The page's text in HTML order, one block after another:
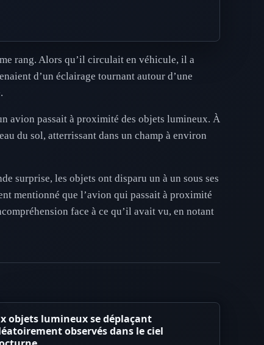
rang. Alors qu’il circulait en véhicule, il a
d’un éclairage tournant autour d’une
avion passait à proximité des objets lumineux. À
du sol, atterrissant dans un champ à environ
surprise, les objets ont disparu un à un sous ses
mentionné que l’avion qui passait à proximité
face à ce qu’il avait vu, en notant
objets lumineux se déplaçant
observés dans le ciel